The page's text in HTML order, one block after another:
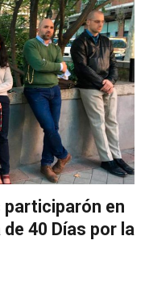
participarón en
40 Días por la